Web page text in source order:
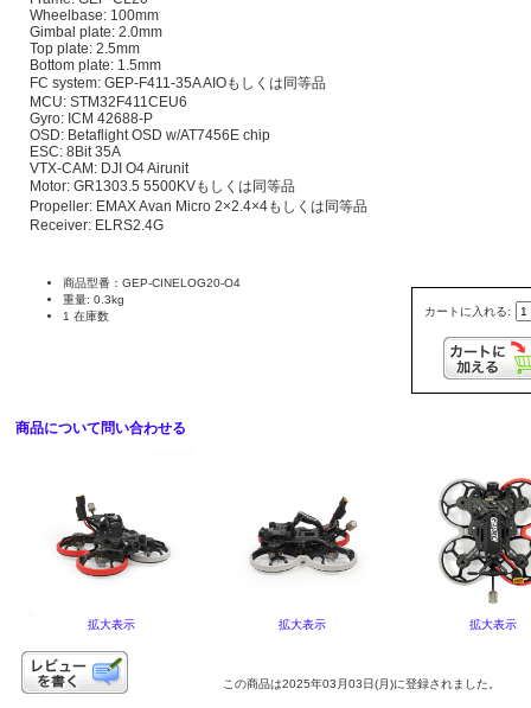
Wheelbase: 100mm
Gimbal plate: 2.0mm
Top plate: 2.5mm
Bottom plate: 1.5mm
FC system: GEP-F411-35A AIOもしくは同等品
MCU: STM32F411CEU6
Gyro: ICM 42688-P
OSD: Betaflight OSD w/AT7456E chip
ESC: 8Bit 35A
VTX-CAM: DJI O4 Airunit
Motor: GR1303.5 5500KVもしくは同等品
Propeller: EMAX Avan Micro 2×2.4×4もしくは同等品
Receiver: ELRS2.4G
カートに入れる:
商品型番：GEP-CINELOG20-O4
重量: 0.3kg
1 在庫数
商品について問い合わせる
拡大表示 拡大表示 拡大表示
この商品は2025年03月03日(月)に登録されました。